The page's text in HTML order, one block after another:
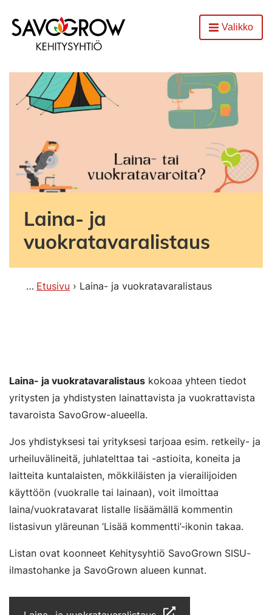
Etusivu
AvaaValikko
Laina- ja
vuokratavaralistaus
Etusivu Laina- ja vuokratavaralistaus
Laina- ja vuokratavaralistaus kokoaa yhteen tiedot
yritysten ja yhdistysten lainattavista ja vuokrattavista
tavaroista SavoGrow-alueella.
Jos yhdistyksesi tai yrityksesi tarjoaa esim. retkeily- ja
urheiluvälineitä, juhlatelttaa tai -astioita, koneita ja
laitteita kuntalaisten, mökkiläisten ja vierailijoiden
käyttöön (vuokralle tai lainaan), voit ilmoittaa
laina/vuokratavarat listalle lisäämällä kommentin
listasivun yläreunan ’Lisää kommentti’-ikonin takaa.
Listan ovat koonneet Kehitysyhtiö SavoGrown SISU-
ilmastohanke ja SavoGrown alueen kunnat.